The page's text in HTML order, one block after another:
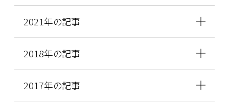
2021年の記事
2018年の記事
2017年の記事